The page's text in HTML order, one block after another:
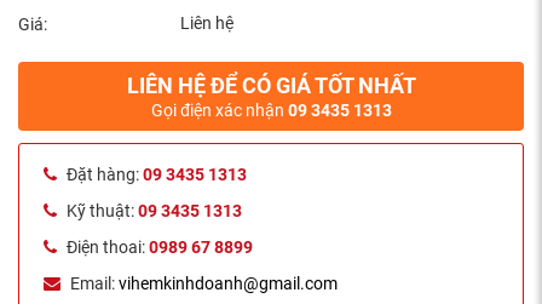
Giá: Liên hệ
LIÊN HỆ ĐỂ CÓ GIÁ TỐT NHẤT
Gọi điện xác nhận 09 3435 1313
Đặt hàng:09 3435 1313
Kỹ thuật:09 3435 1313
Điện thoai:0989 67 8899
Email:vihemkinhdoanh@gmail.com